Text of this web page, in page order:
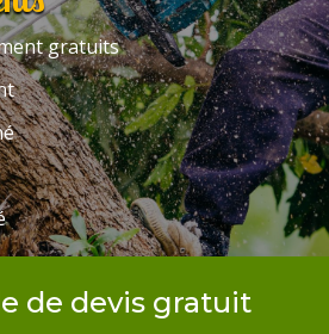
gratuits
de devis gratuit